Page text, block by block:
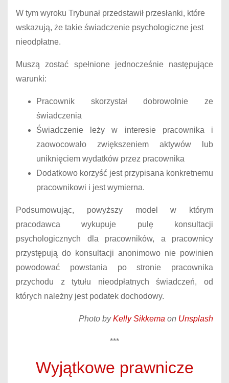
W tym wyroku Trybunał przedstawił przesłanki, które
wskazują, że takie świadczenie psychologiczne jest
nieodpłatne.
Muszą zostać spełnione jednocześnie następujące
warunki:
Pracownik skorzystał dobrowolnie ze
świadczenia
Świadczenie leży w interesie pracownika i
zaowocowało zwiększeniem aktywów lub
uniknięciem wydatków przez pracownika
Dodatkowo korzyść jest przypisana konkretnemu
pracownikowi i jest wymierna.
Podsumowując, powyższy model w którym
pracodawca wykupuje pulę konsultacji
psychologicznych dla pracowników, a pracownicy
przystępują do konsultacji anonimowo nie powinien
powodować powstania po stronie pracownika
przychodu z tytułu nieodpłatnych świadczeń, od
których należny jest podatek dochodowy.
Photo byKelly Sikkema on Unsplash
***
Wyjątkowe prawnicze